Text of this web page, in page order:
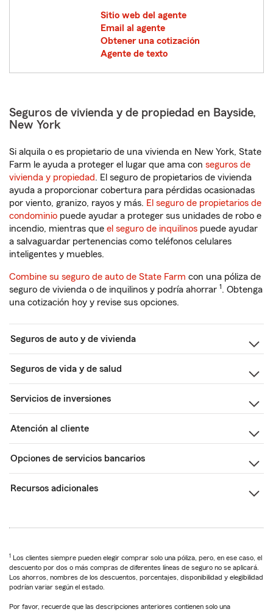
Sitio web del agente
Email al agente
Obtener una cotización
Agente de texto
Seguros de vivienda y de propiedad en Bayside,
New York
Si alquila o es propietario de una vivienda en New York, State
Farm le ayuda a proteger el lugar que ama con seguros de
vivienda y propiedad. El seguro de propietarios de vivienda
ayuda a proporcionar cobertura para pérdidas ocasionadas
por viento, granizo, rayos y más. El seguro de propietarios de
condominio puede ayudar a proteger sus unidades de robo e
incendio, mientras que el seguro de inquilinos puede ayudar
a salvaguardar pertenencias como teléfonos celulares
inteligentes y muebles.
Combine su seguro de auto de State Farm con una póliza de
seguro de vivienda o de inquilinos y podría ahorrar 1. Obtenga
una cotización hoy y revise sus opciones.
Seguros de auto y de vivienda
Seguros de vida y de salud
Servicios de inversiones
Atención al cliente
Opciones de servicios bancarios
Recursos adicionales
1 Los clientes siempre pueden elegir comprar solo una póliza, pero, en ese caso, el
descuento por dos o más compras de diferentes líneas de seguro no se aplicará.
Los ahorros, nombres de los descuentos, porcentajes, disponibilidad y elegibilidad
podrían variar según el estado.
Por favor, recuerde que las descripciones anteriores contienen solo una